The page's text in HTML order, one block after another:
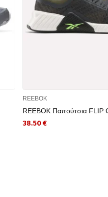
REEBOK
REEBOK Παπούτσια FLIP
38.50 €